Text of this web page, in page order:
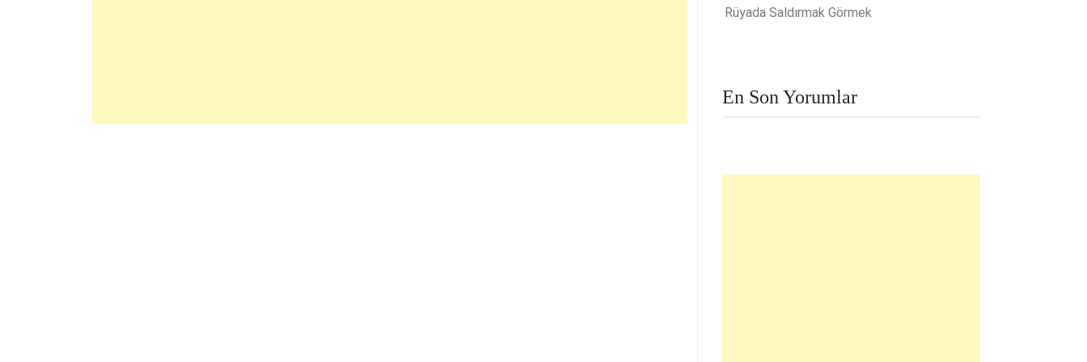
Rüyada Saldırmak Görmek
En Son Yorumlar